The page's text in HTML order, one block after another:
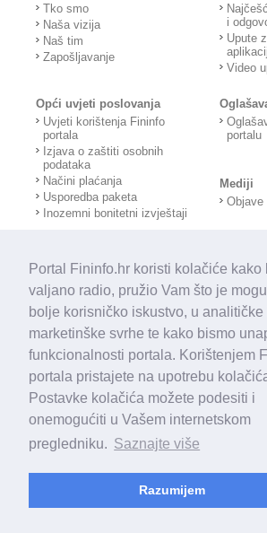
Portal Fininfo.hr koristi kolačiće kako
valjano radio, pružio Vam što je
bolje korisničko iskustvo, u analitičke
marketinške svrhe te kako bismo
funkcionalnosti portala. Korištenjem
portala pristajete na upotrebu
Postavke kolačića možete podesiti i
onemogućiti u Vašem internetskom
pregledniku. Saznajte više
Razumijem
Tko smo
Naša vizija
Naš tim
Zapošljavanje
i
Upute
Video
Opći uvjeti poslovanja
Uvjeti korištenja Fininfo
portala
Izjava o zaštiti osobnih
podataka
Načini plaćanja
Usporedba paketa
Inozemni bonitetni izvještaji
portalu
Mediji
Objave